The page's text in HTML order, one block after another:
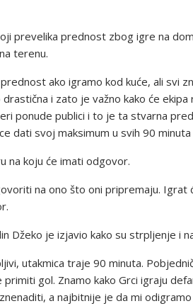
prevelika prednost zbog igre na
terenu.
ako igramo kod kuće, ali svi
i zato je važno kako će
ponude publici i to je ta stvarna
dati svoj maksimum u svih 90 minuta
na koju će imati odgovor.
na ono što oni pripremaju.
Džeko je izjavio kako su strpljenje i
utakmica traje 90 minuta.
gol. Znamo kako Grci igraju
a najbitnije je da mi